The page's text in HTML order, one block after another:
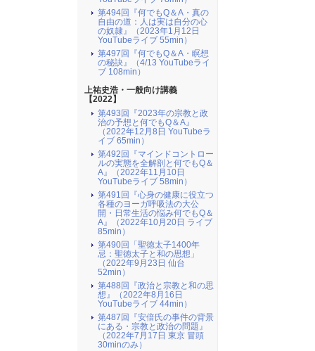
第494回『何でもQ＆A・真の
自由の道：人は実は自分の心
の奴隷』（2023年1月12日
YouTubeライブ 55min）
第497回『何でもQ＆A・瞑想
の秘訣』（4/13 YouTubeライ
ブ 108min）
上祐史浩・一般向け講義
【2022】
第493回『2023年の宗教と政
治の予想と何でもQ＆A』
（2022年12月8日 YouTubeラ
イブ 65min）
第492回『マインドコントロー
ルの実態を全解剖と何でもQ＆
A』（2022年11月10日
YouTubeライブ 58min）
第491回『心身の健康に役立つ
各種のヨーガ呼吸法の大公
開・日常生活の悩み何でもQ＆
A』（2022年10月20日 ライブ
85min）
第490回「聖徳太子1400年
忌：聖徳太子と和の思想」
（2022年9月23日 仙台
52min）
第488回『政治と宗教と和の思
想』（2022年8月16日
YouTubeライブ 44min）
第487回『安倍氏の事件の背景
にある・宗教と政治の問題』
（2022年7月17日 東京 冒頭
30minのみ）